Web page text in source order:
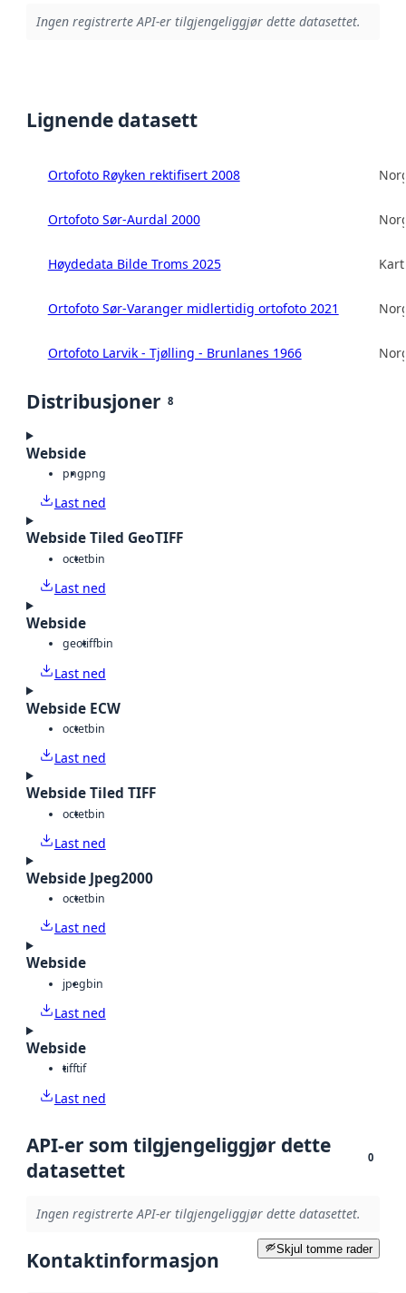
Ingen registrerte API-er tilgjengeliggjør dette datasettet.
Lignende datasett
Ortofoto Røyken rektifisert 2008
Ortofoto Sør-Aurdal 2000
Høydedata Bilde Troms 2025
Ortofoto Sør-Varanger midlertidig ortofoto 2021
Ortofoto Larvik - Tjølling - Brunlanes 1966
Distribusjoner 8
Webside
pngpng
Last ned
Webside Tiled GeoTIFF
octetbin
Last ned
Webside
geotiffbin
Last ned
Webside ECW
octetbin
Last ned
Webside Tiled TIFF
octetbin
Last ned
Webside Jpeg2000
octetbin
Last ned
Webside
jpegbin
Last ned
Webside
tifftif
Last ned
API-er som tilgjengeliggjør dette
datasettet
0
Ingen registrerte API-er tilgjengeliggjør dette datasettet.
Skjul tomme rader
Kontaktinformasjon